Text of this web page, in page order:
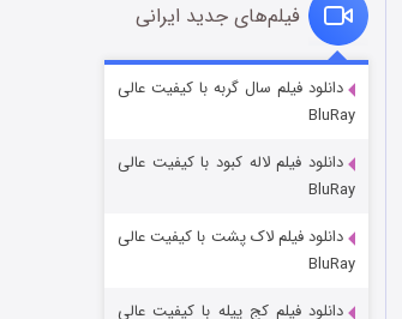
شوگر فصل ۲
قسمت
فیلم‌های جدید ایرانی
دانلود فیلم سال گربه با کیفیت عالی
BluRay
دانلود فیلم لاله کبود با کیفیت عالی
BluRay
دانلود فیلم لاک پشت با کیفیت عالی
BluRay
دانلود فیلم کج‌ پیله با کیفیت عالی